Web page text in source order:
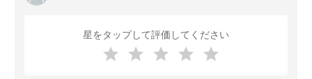
星をタップして評価してください